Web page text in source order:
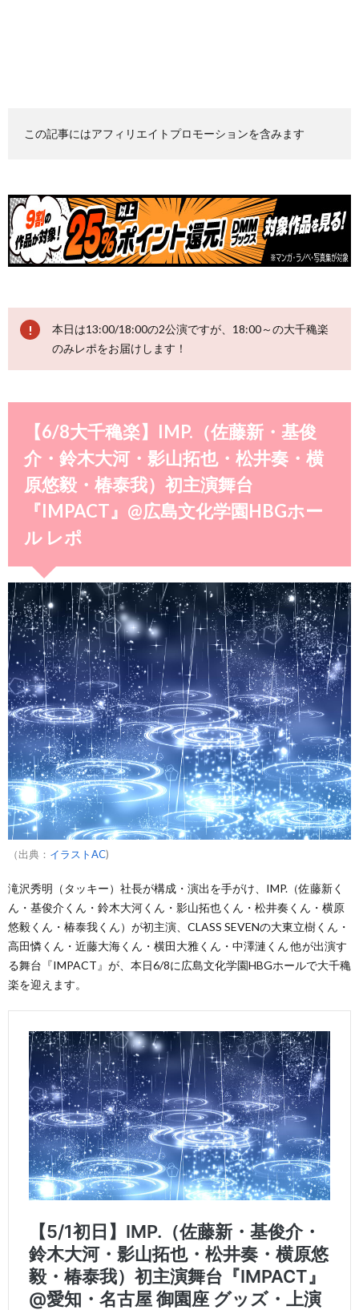
この記事にはアフィリエイトプロモーションを含みます
本日は13:00/18:00の2公演ですが、18:00～の大千穐楽
のみレポをお届けします！
【6/8大千穐楽】IMP.（佐藤新・基俊
介・鈴木大河・影山拓也・松井奏・横
原悠毅・椿泰我）初主演舞台
『IMPACT』@広島文化学園HBGホー
ル レポ
（出典： イラストAC)
滝沢秀明（タッキー）社長が構成・演出を手がけ、IMP.（佐藤新く
ん・基俊介くん・鈴木大河くん・影山拓也くん・松井奏くん・横原
悠毅くん・椿泰我くん）が初主演、CLASS SEVENの大東立樹くん・
高田憐くん・近藤大海くん・横田大雅くん・中澤漣くん 他が出演す
る舞台『IMPACT』が、本日6/8に広島文化学園HBGホールで大千穐
楽を迎えます。